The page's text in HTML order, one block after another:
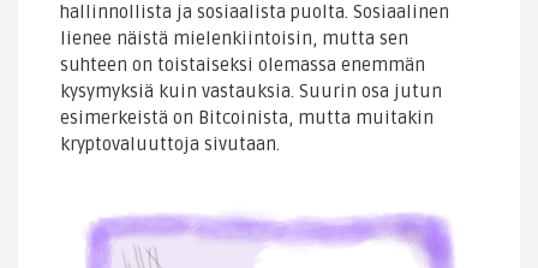
hallinnollista ja sosiaalista puolta. Sosiaalinen
lienee näistä mielenkiintoisin, mutta sen
suhteen on toistaiseksi olemassa enemmän
kysymyksiä kuin vastauksia. Suurin osa jutun
esimerkeistä on Bitcoinista, mutta muitakin
kryptovaluuttoja sivutaan.